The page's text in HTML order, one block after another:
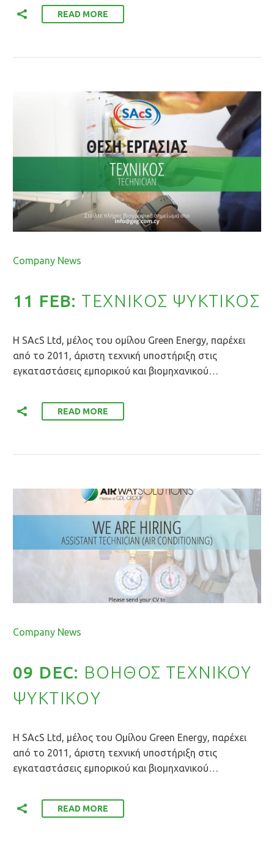
READ MORE
Company News
11 FEB: ΤΕΧΝΙΚOΣ ΨΥΚΤΙΚOΣ
Η SAcS Ltd, μέλος του ομίλου Green Energy, παρέχει
από το 2011, άριστη τεχνική υποστήριξη στις
εγκαταστάσεις εμπορικού και βιομηχανικού…
READ MORE
Company News
09 DEC: ΒΟΗΘΟΣ ΤΕΧΝΙΚΟΥ
ΨΥΚΤΙΚOΥ
Η SAcS Ltd, μέλος του Oμίλου Green Energy, παρέχει
από το 2011, άριστη τεχνική υποστήριξη στις
εγκαταστάσεις εμπορικού και βιομηχανικού…
READ MORE